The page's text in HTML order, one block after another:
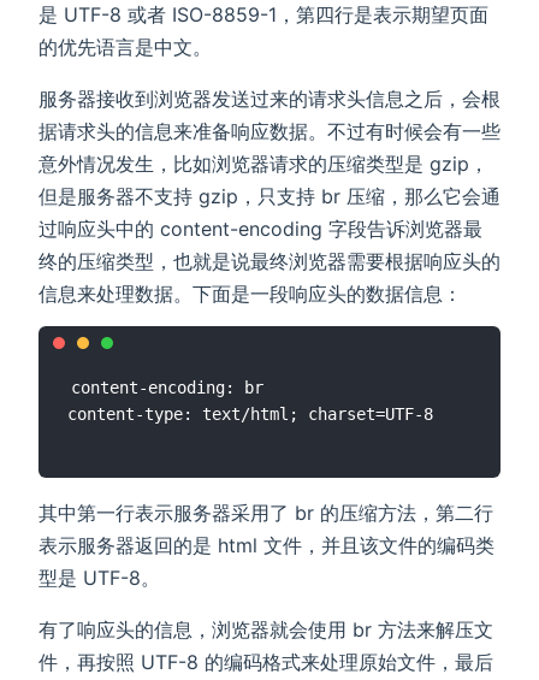
是 UTF-8 或者 ISO-8859-1，第四行是表示期望页面
的优先语言是中文。
服务器接收到浏览器发送过来的请求头信息之后，会根
据请求头的信息来准备响应数据。不过有时候会有一些
意外情况发生，比如浏览器请求的压缩类型是 gzip，
但是服务器不支持 gzip，只支持 br 压缩，那么它会通
过响应头中的 content-encoding 字段告诉浏览器最
终的压缩类型，也就是说最终浏览器需要根据响应头的
信息来处理数据。下面是一段响应头的数据信息：
content-encoding: br
其中第一行表示服务器采用了 br 的压缩方法，第二行
表示服务器返回的是 html 文件，并且该文件的编码类
型是 UTF-8。
有了响应头的信息，浏览器就会使用 br 方法来解压文
件，再按照 UTF-8 的编码格式来处理原始文件，最后